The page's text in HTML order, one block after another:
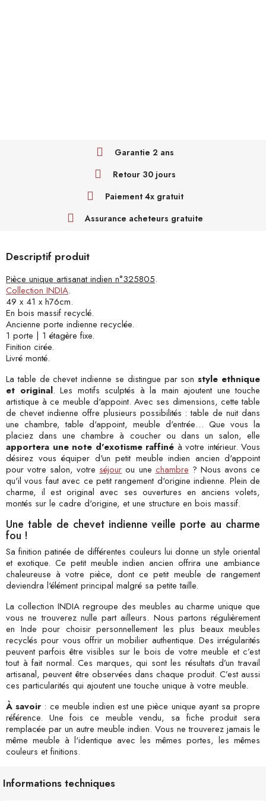
Garantie 2 ans
Retour 30 jours
Paiement 4x gratuit
Assurance acheteurs gratuite
Descriptif produit
Pièce unique artisanat indien n°325805.
Collection INDIA.
49 x 41 x h76cm.
En bois massif recyclé.
Ancienne porte indienne recyclée.
1 porte | 1 étagère fixe.
Finition cirée.
Livré monté.
La table de chevet indienne se distingue par sonstyle ethnique
et original. Les motifs sculptés à la main ajoutent une touche
artistique à ce meuble d'appoint. Avec ses dimensions, cette table
de chevet indienne offre plusieurs possibilités : table de nuit dans
une chambre, table d'appoint, meuble d'entrée… Que vous la
placiez dans une chambre à coucher ou dans un salon, elle
apportera une note d'exotisme raffiné à votre intérieur. Vous
désirez vous équiper d'un petit meuble indien ancien d'appoint
pour votre salon, votre séjour ou une chambre ? Nous avons ce
qu'il vous faut avec ce petit rangement d'origine indienne. Plein de
charme, il est original avec ses ouvertures en anciens volets,
montés sur le cadre d'origine, et une structure en bois massif.
Une table de chevet indienne veille porte au charme
fou !
Sa finition patinée de différentes couleurs lui donne un style oriental
et exotique. Ce petit meuble indien ancien offrira une ambiance
chaleureuse à votre pièce, dont ce petit meuble de rangement
deviendra l'élément principal malgré sa petite taille.
La collection INDIA regroupe des meubles au charme unique que
vous ne trouverez nulle part ailleurs. Nous partons régulièrement
en Inde pour choisir personnellement les plus beaux meubles
recyclés pour vous offrir un mobilier authentique. Des irrégularités
peuvent parfois être visibles sur le bois de votre meuble et c’est
tout à fait normal. Ces marques, qui sont les résultats d’un travail
artisanal, peuvent être observées dans chaque produit. C’est aussi
ces particularités qui ajoutent une touche unique à votre meuble.
À savoir : ce meuble indien est une pièce unique ayant sa propre
référence. Une fois ce meuble vendu, sa fiche produit sera
remplacée par un autre meuble indien. Vous ne trouverez jamais le
même meuble à l'identique avec les mêmes portes, les mêmes
couleurs et finitions.
Informations techniques